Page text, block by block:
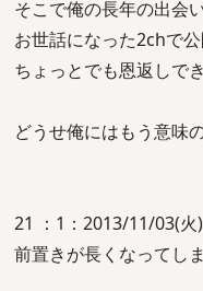
そこで俺の長年の出会
お世話になった2chで公
ちょっとでも恩返しで
どうせ俺にはもう意味
21 ：1：2013/11/03(火
前置きが長くなってし